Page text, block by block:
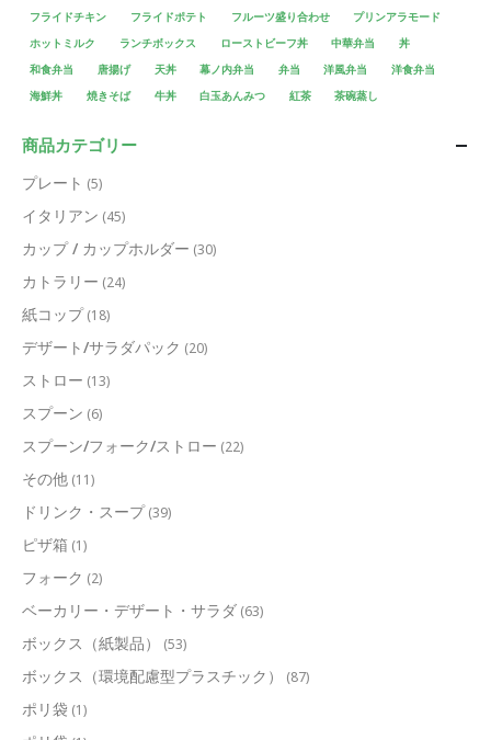
フライドチキン
フライドポテト フルーツ盛り合わせ
プリンアラモード
ホットミルク
ランチボックス ローストビーフ丼 中華弁当
丼
和食弁当
唐揚げ 天丼 幕ノ内弁当 弁当 洋風弁当
洋食弁当
海鮮丼
焼きそば 牛丼 白玉あんみつ 紅茶 茶碗蒸し
商品カテゴリー
プレート (5)
イタリアン (45)
カップ / カップホルダー (30)
カトラリー (24)
紙コップ (18)
デザート/サラダパック (20)
ストロー (13)
スプーン (6)
スプーン/フォーク/ストロー (22)
その他 (11)
ドリンク・スープ (39)
ピザ箱 (1)
フォーク (2)
ベーカリー・デザート・サラダ (63)
ボックス（紙製品） (53)
ボックス（環境配慮型プラスチック） (87)
ポリ袋 (1)